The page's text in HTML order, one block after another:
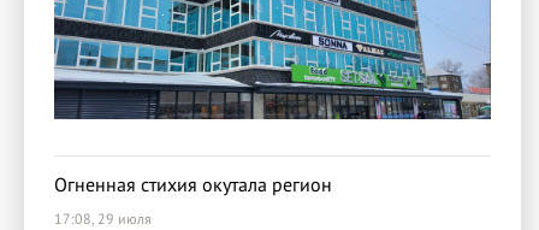
Огненная стихия окутала регион
17:08, 29 июля